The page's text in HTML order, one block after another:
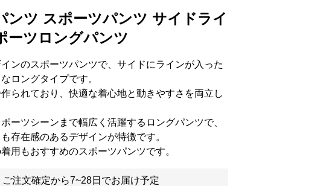
ンツ スポーツパンツ サイドライ
ーツロングパンツ
ンのスポーツパンツで、サイドにラインが入った
ロングタイプです。
られており、快適な着心地と動きやすさを両立し
ーツシーンまで幅広く活躍するロングパンツで、
存在感のあるデザインが特徴です。
着用もおすすめのスポーツパンツです。
ご注文確定から7~28日でお届け予定